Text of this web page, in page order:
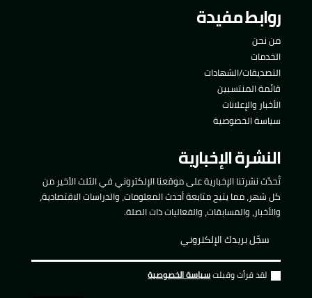
روابط مفيدة
من نحن
الخدمات
التصديقات/الشهادات
قائمة المنتسبين
الأخبار والإعلانات
سياسة الخصوصية
النشرة الإخبارية
تُحدَّث نشرتنا الإخبارية على موقعنا الإلكتروني في الثلث الأخير من
كل شهر، مما يتيح متابعة أحدث المعلومات، والدراسات الاقتصادية،
والأخبار، والمسابقات، والفعاليات ذات الصلة.
لقد قرأت وقبلتسياسة الخصوصية